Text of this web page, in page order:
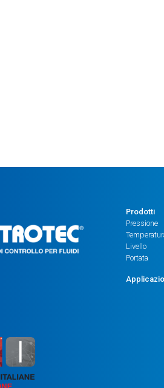
Prodotti
Pressione
Livello
Portata